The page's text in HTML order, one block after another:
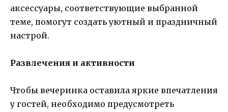
аксессуары, соответствующие выбранной
теме, помогут создать уютный и праздничный
настрой.
Развлечения и активности
Чтобы вечеринка оставила яркие впечатления
у гостей, необходимо предусмотреть